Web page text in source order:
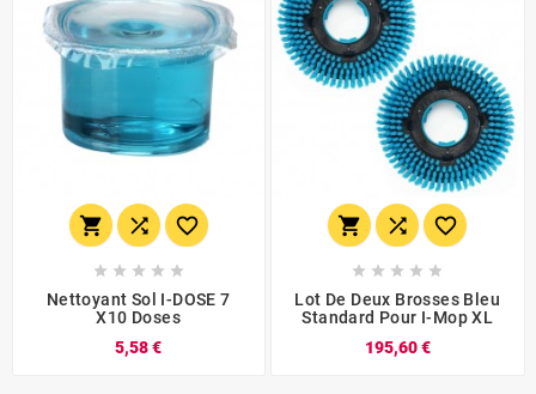
  
    
Nettoyant Sol I-DOSE 7
X10 Doses
5,58 €
  
    
Lot De Deux Brosses Bleu
Standard Pour I-Mop XL
195,60 €